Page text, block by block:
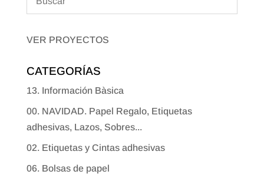
VER PROYECTOS
CATEGORÍAS
13. Información Bàsica
00. NAVIDAD. Papel Regalo, Etiquetas
adhesivas, Lazos, Sobres...
02. Etiquetas y Cintas adhesivas
06. Bolsas de papel